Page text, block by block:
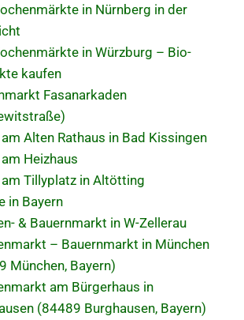
in Nürnberg in der
in Würzburg – Bio-
kaufen
Fasanarkaden
Alten Rathaus in Bad Kissingen
Heizhaus
Tillyplatz in Altötting
in Bayern
& Bauernmarkt in W-Zellerau
– Bauernmarkt in München
München, Bayern)
am Bürgerhaus in
(84489 Burghausen, Bayern)